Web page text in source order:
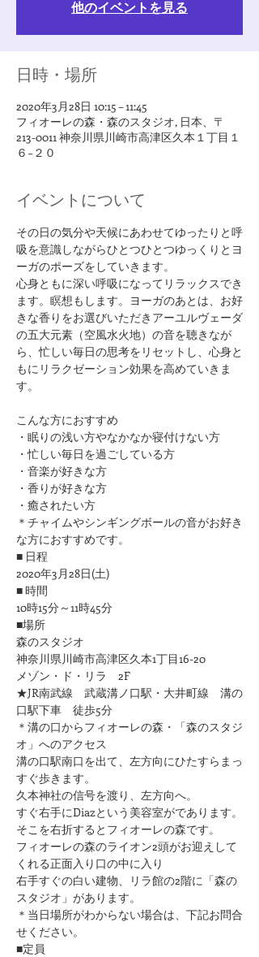
他のイベントを見る
日時・場所
2020年3月28日 10:15 – 11:45
フィオーレの森・森のスタジオ, 日本、〒
213-0011 神奈川県川崎市高津区久本１丁目１
６−２０
イベントについて
その日の気分や天候にあわせてゆったりと呼
吸を意識しながらひとつひとつゆっくりとヨ
ーガのポーズをしていきます。
心身ともに深い呼吸になってリラックスでき
ます。瞑想もします。ヨーガのあとは、お好
きな香りをお選びいただきアーユルヴェーダ
の五大元素（空風水火地）の音を聴きなが
ら、忙しい毎日の思考をリセットし、心身と
もにリラクゼーション効果を高めていきま
す。
​こんな方におすすめ
​・眠りの浅い方やなかなか寝付けない方
​・忙しい毎日を過ごしている方
​・音楽が好きな方
​・香りが好きな方
​・癒されたい方
＊チャイムやシンギングボールの音がお好き
な方におすすめです。
■ 日程
2020年3月28日(土)
■ 時間
10時15分～11時45分
■場所
森のスタジオ
神奈川県川崎市高津区久本1丁目16-20
メゾン・ド・リラ　2F
★JR南武線　武蔵溝ノ口駅・大井町線　溝の
口駅下車　徒歩5分
＊溝の口からフィオーレの森・「森のスタジ
オ」へのアクセス
溝の口駅南口を出て、左方向にひたすらまっ
すぐ歩きます。
久本神社の信号を渡り、左方向へ。
すぐ右手にDiazという美容室がであります。
そこを右折するとフィオーレの森です。
フィオーレの森のライオン2頭がお迎えして
くれる正面入り口の中に入り
右手すぐの白い建物、リラ館の2階に「森の
スタジオ」があります。
＊当日場所がわからない場合は、下記お問合
せください。
■定員